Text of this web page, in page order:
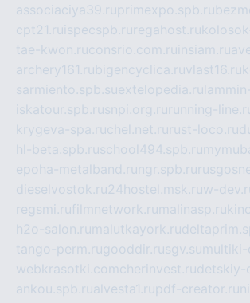
associaciya39.ruprimexpo.spb.ru
cpt21.ru ispecspb.ru regahost.ru
tae-kwon.ruconsrio.com.ru insiam.ru
archery161.rubigencyclica.ruvlast16.ru
sarmiento.spb.suextelopedia.ru
iskatour.spb.rusnpi.org.ru running-
krygeva-spa.ruchel.net.ru rust-loco.ru
hl-beta.spb.ruschool494.spb.ru
epoha-metalband.ru ngr.spb.ru
dieselvostok.ru24hostel.msk.ruw-
regsmi.rufilmnetwork.ru malinasp.ru
h2o-salon.ru malutkayork.ru
tango-perm.rugooddir.rusgv.su
webkrasotki.comcherinvest.rudetskiy-
ankou.spb.rualvesta1.rupdf-creator.ru